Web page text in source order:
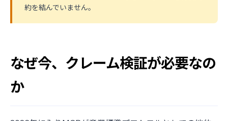
約を結んでいません。
なぜ今、クレーム検証が必要なの
か